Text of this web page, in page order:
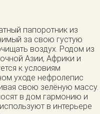
папоротник из
за свою густую
воздух. Родом из
Азии, Африки и
к условиям
уходе нефролепис
свою зелёную массу.
в дом гармонию и
в интерьере